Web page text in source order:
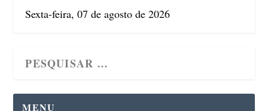
Sexta-feira, 07 de agosto de 2026
MENU